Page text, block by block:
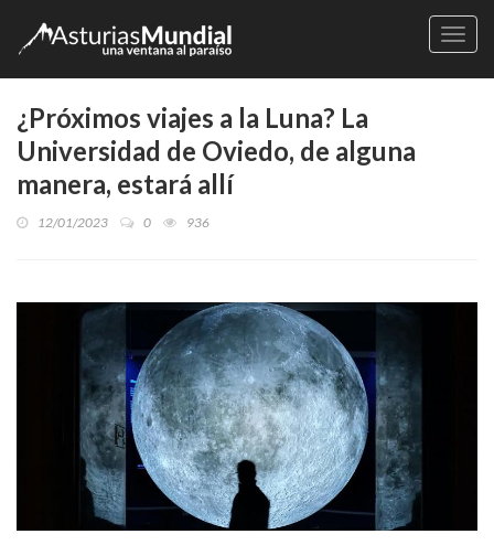
¿Próximos viajes a la Luna? La
Universidad de Oviedo, de alguna
manera, estará allí
12/01/2023 0 936